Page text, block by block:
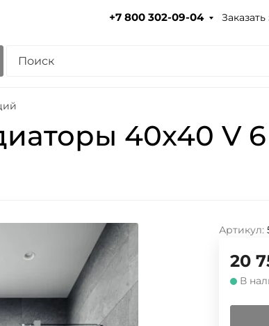
+7 800 302-09-04
40x40 V
Артикул:
20
В